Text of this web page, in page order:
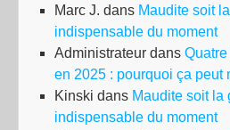
Marc J. dans Maudite soit
indispensable du moment
Administrateur dans
en 2025 : pourquoi ça peut
Kinski dans Maudite soit la
indispensable du moment